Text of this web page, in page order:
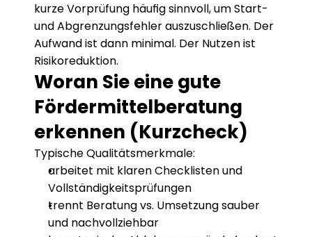
kurze Vorprüfung häufig sinnvoll, um Start-
und Abgrenzungsfehler auszuschließen. Der
Aufwand ist dann minimal. Der Nutzen ist
Risikoreduktion.
Woran Sie eine gute
Fördermittelberatung
erkennen (Kurzcheck)
Typische Qualitätsmerkmale:
arbeitet mit klaren Checklisten und
Vollständigkeitsprüfungen
trennt Beratung vs. Umsetzung sauber
und nachvollziehbar